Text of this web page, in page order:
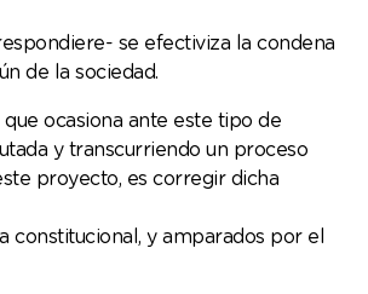
se efectiviza la condena
de la sociedad.
ocasiona ante este tipo de
y transcurriendo un proceso
proyecto, es corregir dicha
constitucional, y amparados por el